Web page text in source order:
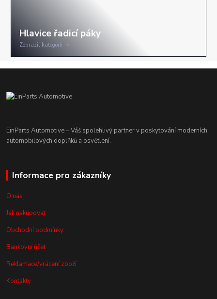
Zobrazit kategorii
EinParts Automotive – Váš spolehlivý partner v poskytování moderních
automobilových doplňků a osvětlení.
Informace pro zákazníky
O nás
Jak nakupovat
Obchodní podmínky
Bankovní účet
Reklamace/vrácení zboží
Kontakty